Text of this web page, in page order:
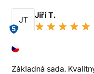
JT
5
Jiří T.
Základná sada.